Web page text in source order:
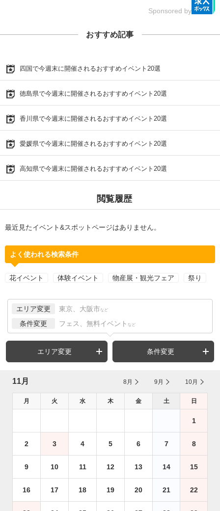
Sponsored by
おすすめ記事
四国で今週末に開催されるおすすめイベント20選
徳島県で今週末に開催されるおすすめイベント20選
香川県で今週末に開催されるおすすめイベント20選
愛媛県で今週末に開催されるおすすめイベント20選
高知県で今週末に開催されるおすすめイベント20選
閲覧履歴
最近見たイベント&スポットページはありません。
よく使われる検索条件
花イベント 体験イベント 物産展・観光フェア 祭り
エリア変更 東京、大阪市 など
条件変更 フェス、無料イベント など
エリア変更 条件変更
11月 8月 9月 10月
月 火 水 木 金 土 日
1
2 3 4 5 6 7 8
9 10 11 12 13 14 15
16 17 18 19 20 21 22